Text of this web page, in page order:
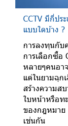
CCTV มีกี่ปร
แบบใดบ้าง ?
การลงทุนกับ
การเลือกซื้อ
หลายๆคนอา
แต่ในยามฉุก
สร้างความส
ใบหน้าหรือท
ของกฎหมาย
เช่นกัน